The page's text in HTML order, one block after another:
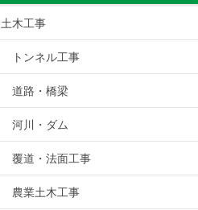
土木工事
トンネル工事
道路・橋梁
河川・ダム
覆道・法面工事
農業土木工事